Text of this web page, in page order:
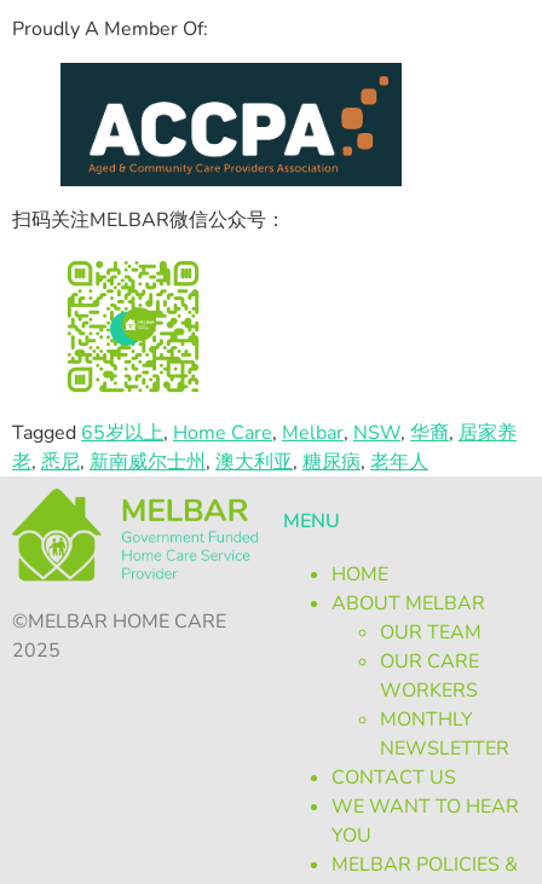
Proudly A Member Of:
扫码关注MELBAR微信公众号：
Tagged 65岁以上, Home Care, Melbar, NSW, 华裔, 居家养
老, 悉尼, 新南威尔士州, 澳大利亚, 糖尿病, 老年人
©MELBAR HOME CARE
2025
MENU
HOME
ABOUT MELBAR
OUR TEAM
OUR CARE
WORKERS
MONTHLY
NEWSLETTER
CONTACT US
WE WANT TO HEAR
YOU
MELBAR POLICIES &